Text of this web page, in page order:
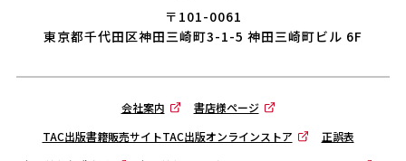
〒101-0061
東京都千代田区神田三崎町3-1-5 神田三崎町ビル 6F
会社案内
書店様ページ
TAC出版書籍販売サイトTAC出版オンラインストア
正誤表